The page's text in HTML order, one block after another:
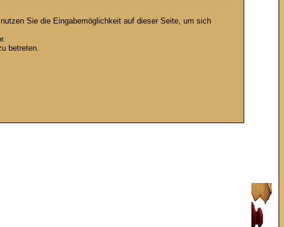
Sie die Eingabemöglichkeit auf dieser Seite, um sich
betreten.